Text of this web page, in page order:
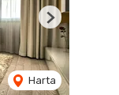
Harta
Next